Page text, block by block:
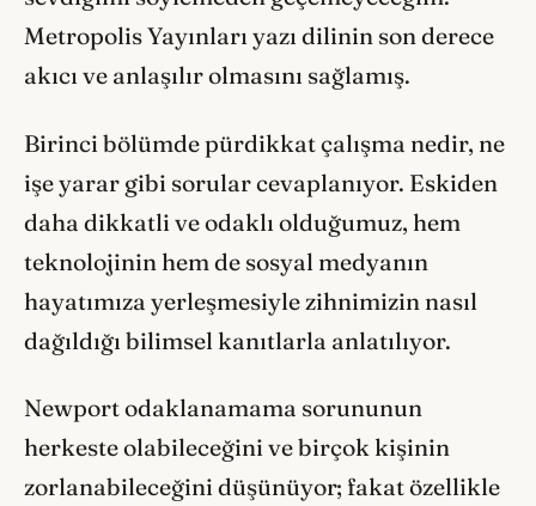
Metropolis Yayınları yazı dilinin son derece
akıcı ve anlaşılır olmasını sağlamış.
Birinci bölümde pürdikkat çalışma nedir, ne
işe yarar gibi sorular cevaplanıyor. Eskiden
daha dikkatli ve odaklı olduğumuz, hem
teknolojinin hem de sosyal medyanın
hayatımıza yerleşmesiyle zihnimizin nasıl
dağıldığı bilimsel kanıtlarla anlatılıyor.
Newport odaklanamama sorununun
herkeste olabileceğini ve birçok kişinin
zorlanabileceğini düşünüyor; fakat özellikle